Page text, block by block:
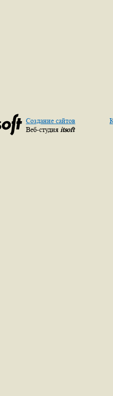
Создание сайтов
Веб-студия itsoft